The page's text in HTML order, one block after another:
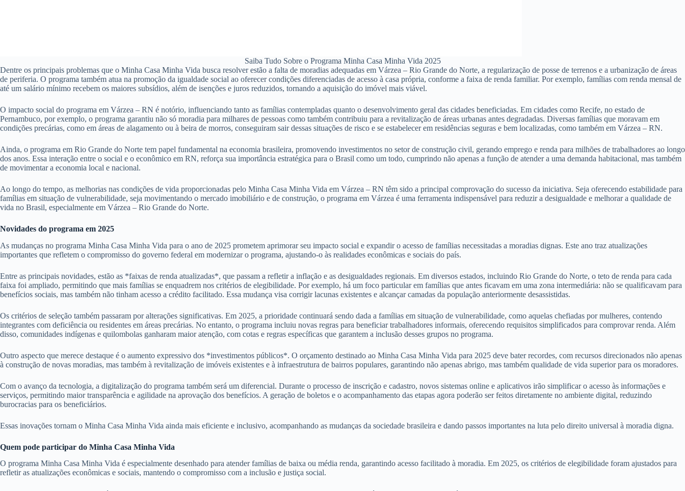
Saiba Tudo Sobre o Programa Minha Casa Minha Vida 2025
Dentre os principais problemas que o Minha Casa Minha Vida busca resolver estão a falta de moradias adequadas em Várzea – Rio Grande do Norte, a regularização de posse de terrenos e a urbanização de áreas
de periferia. O programa também atua na promoção da igualdade social ao oferecer condições diferenciadas de acesso à casa própria, conforme a faixa de renda familiar. Por exemplo, famílias com renda mensal de
até um salário mínimo recebem os maiores subsídios, além de isenções e juros reduzidos, tornando a aquisição do imóvel mais viável.
O impacto social do programa em Várzea – RN é notório, influenciando tanto as famílias contempladas quanto o desenvolvimento geral das cidades beneficiadas. Em cidades como Recife, no estado de
Pernambuco, por exemplo, o programa garantiu não só moradia para milhares de pessoas como também contribuiu para a revitalização de áreas urbanas antes degradadas. Diversas famílias que moravam em
condições precárias, como em áreas de alagamento ou à beira de morros, conseguiram sair dessas situações de risco e se estabelecer em residências seguras e bem localizadas, como também em Várzea – RN.
Ainda, o programa em Rio Grande do Norte tem papel fundamental na economia brasileira, promovendo investimentos no setor de construção civil, gerando emprego e renda para milhões de trabalhadores ao longo
dos anos. Essa interação entre o social e o econômico em RN, reforça sua importância estratégica para o Brasil como um todo, cumprindo não apenas a função de atender a uma demanda habitacional, mas também
de movimentar a economia local e nacional.
Ao longo do tempo, as melhorias nas condições de vida proporcionadas pelo Minha Casa Minha Vida em Várzea – RN têm sido a principal comprovação do sucesso da iniciativa. Seja oferecendo estabilidade para
famílias em situação de vulnerabilidade, seja movimentando o mercado imobiliário e de construção, o programa em Várzea é uma ferramenta indispensável para reduzir a desigualdade e melhorar a qualidade de
vida no Brasil, especialmente em Várzea – Rio Grande do Norte.
Novidades do programa em 2025
As mudanças no programa Minha Casa Minha Vida para o ano de 2025 prometem aprimorar seu impacto social e expandir o acesso de famílias necessitadas a moradias dignas. Este ano traz atualizações
importantes que refletem o compromisso do governo federal em modernizar o programa, ajustando-o às realidades econômicas e sociais do país.
Entre as principais novidades, estão as *faixas de renda atualizadas*, que passam a refletir a inflação e as desigualdades regionais. Em diversos estados, incluindo Rio Grande do Norte, o teto de renda para cada
faixa foi ampliado, permitindo que mais famílias se enquadrem nos critérios de elegibilidade. Por exemplo, há um foco particular em famílias que antes ficavam em uma zona intermediária: não se qualificavam para
benefícios sociais, mas também não tinham acesso a crédito facilitado. Essa mudança visa corrigir lacunas existentes e alcançar camadas da população anteriormente desassistidas.
Os critérios de seleção também passaram por alterações significativas. Em 2025, a prioridade continuará sendo dada a famílias em situação de vulnerabilidade, como aquelas chefiadas por mulheres, contendo
integrantes com deficiência ou residentes em áreas precárias. No entanto, o programa incluiu novas regras para beneficiar trabalhadores informais, oferecendo requisitos simplificados para comprovar renda. Além
disso, comunidades indígenas e quilombolas ganharam maior atenção, com cotas e regras específicas que garantem a inclusão desses grupos no programa.
Outro aspecto que merece destaque é o aumento expressivo dos *investimentos públicos*. O orçamento destinado ao Minha Casa Minha Vida para 2025 deve bater recordes, com recursos direcionados não apenas
à construção de novas moradias, mas também à revitalização de imóveis existentes e à infraestrutura de bairros populares, garantindo não apenas abrigo, mas também qualidade de vida superior para os moradores.
Com o avanço da tecnologia, a digitalização do programa também será um diferencial. Durante o processo de inscrição e cadastro, novos sistemas online e aplicativos irão simplificar o acesso às informações e
serviços, permitindo maior transparência e agilidade na aprovação dos benefícios. A geração de boletos e o acompanhamento das etapas agora poderão ser feitos diretamente no ambiente digital, reduzindo
burocracias para os beneficiários.
Essas inovações tornam o Minha Casa Minha Vida ainda mais eficiente e inclusivo, acompanhando as mudanças da sociedade brasileira e dando passos importantes na luta pelo direito universal à moradia digna.
Quem pode participar do Minha Casa Minha Vida
O programa Minha Casa Minha Vida é especialmente desenhado para atender famílias de baixa ou média renda, garantindo acesso facilitado à moradia. Em 2025, os critérios de elegibilidade foram ajustados para
refletir as atualizações econômicas e sociais, mantendo o compromisso com a inclusão e justiça social.